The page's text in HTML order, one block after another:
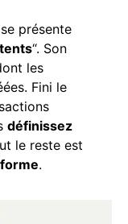
présente
“. Son
les
Fini le
définissez
le reste est
.